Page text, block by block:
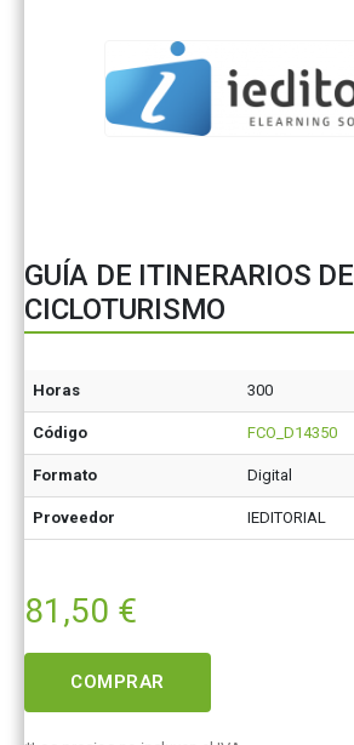
GUÍA DE ITINERARIOS DE
CICLOTURISMO
Horas 300
Código FCO_D14350
Formato Digital
Proveedor IEDITORIAL
81,50 €
COMPRAR